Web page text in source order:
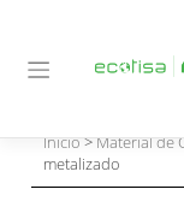
Inicio>Material de
metalizado